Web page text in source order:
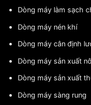
Dòng máy làm sạch
Dòng máy nén khí
Dòng máy cân định
Dòng máy sản xuất
Dòng máy sản xuất
Dòng máy sàng rung